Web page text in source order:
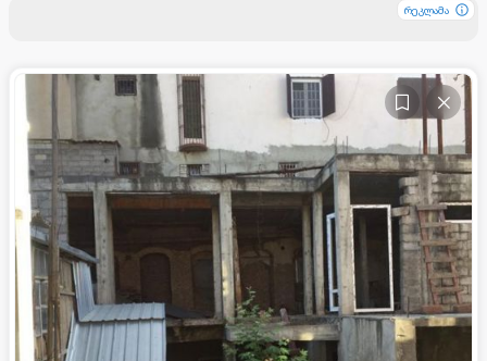
რეკლამა
რეკლამა
რეკლამა